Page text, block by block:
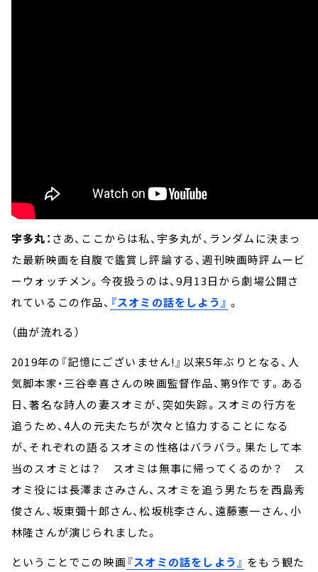
宇多丸： さあ、ここからは私、宇多丸が、ランダムに決まっ
た最新映画を自腹で鑑賞し評論する、週刊映画時評ムービ
ーウォッチメン。今夜扱うのは、9月13日から劇場公開さ
れているこの作品、 『スオミの話をしよう』 。
（曲が流れる）
2019年の『記憶にございません!』以来5年ぶりとなる、人
気脚本家・三谷幸喜さんの映画監督作品、第9作です。ある
日、著名な詩人の妻スオミが、突如失踪。スオミの行方を
追うため、4人の元夫たちが次々と協力することになる
が、それぞれの語るスオミの性格はバラバラ。果たして本
当のスオミとは？ スオミは無事に帰ってくるのか？ ス
オミ役には長澤まさみさん、スオミを追う男たちを西島秀
俊さん、坂東彌十郎さん、松坂桃李さん、遠藤憲一さん、小
林隆さんが演じられました。
ということでこの映画『スオミの話をしよう』 をもう観た